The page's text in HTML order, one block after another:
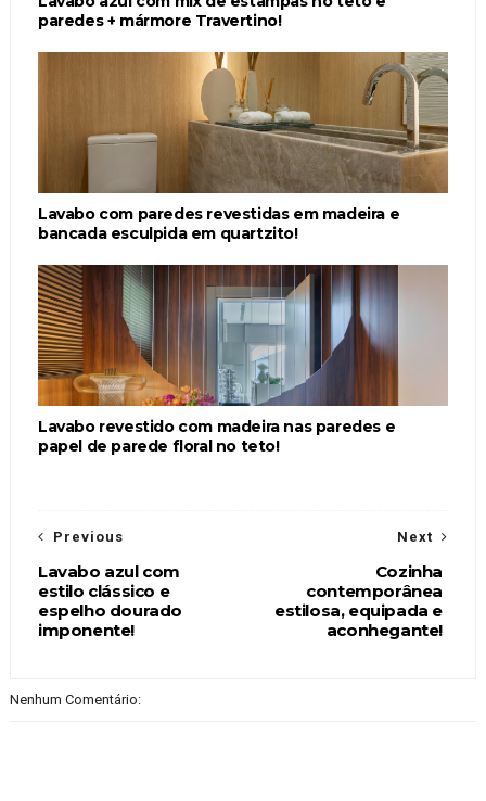
paredes + mármore Travertino!
Lavabo com paredes revestidas em madeira e
bancada esculpida em quartzito!
Lavabo revestido com madeira nas paredes e
papel de parede floral no teto!
Next
Cozinha
contemporânea
estilosa, equipada e
aconhegante!
Previous
Lavabo azul com
estilo clássico e
espelho dourado
imponente!
Nenhum Comentário: